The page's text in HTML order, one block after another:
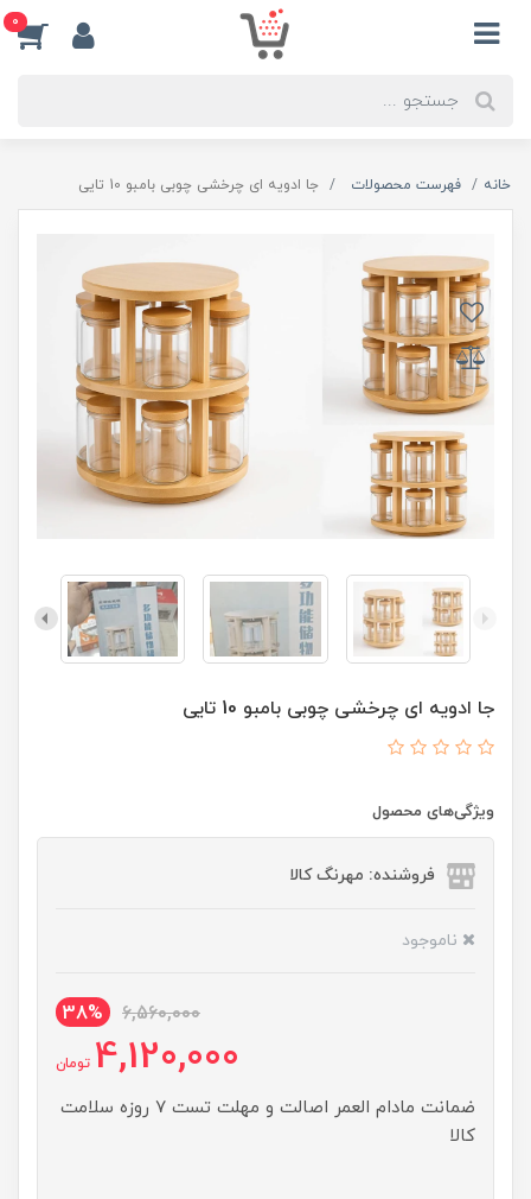
0
خانه فهرست محصولات جا ادویه ای چرخشی چوبی بامبو 10 تایی
جا ادویه ای چرخشی چوبی بامبو 10 تایی
ویژگی‌های محصول
فروشنده: مهرنگ کالا
ناموجود
6,560,000
38%
4,120,000 تومان
ضمانت مادام العمر اصالت و مهلت تست ۷ روزه سلامت
کالا